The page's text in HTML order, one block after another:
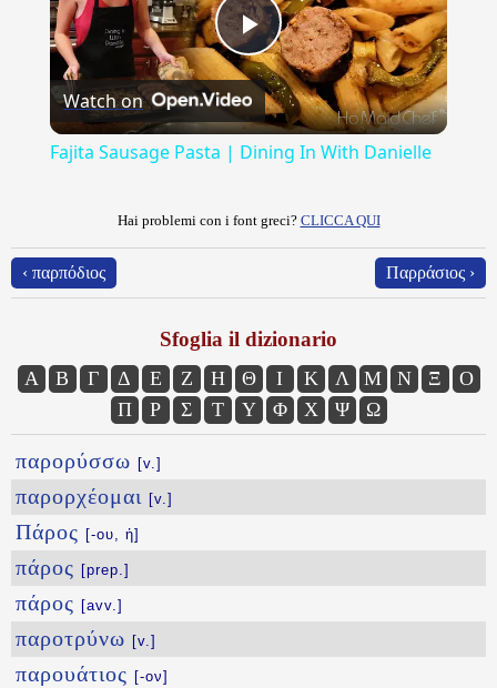
Play
Video
Watch on
Fajita Sausage Pasta | Dining In With Danielle
Hai problemi con i font greci? CLICCA QUI
‹ παρπόδιος Παρράσιος ›
Sfoglia il dizionario
Α Β Γ Δ Ε Ζ Η Θ Ι Κ Λ Μ Ν Ξ
Ο
Π
Ρ Σ Τ Υ Φ Χ Ψ Ω
παρορύσσω [v.]
παρορχέομαι [v.]
Πάρος [-ου, ἡ]
πάρος [prep.]
πάρος [avv.]
παροτρύνω [v.]
παρουάτιος [-ον]